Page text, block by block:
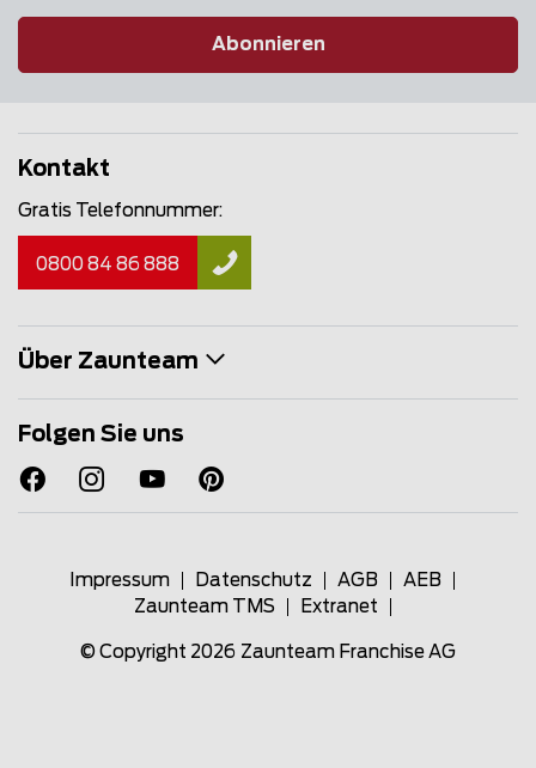
Abonnieren
Kontakt
Gratis Telefonnummer:
0800 84 86 888
Über Zaunteam
Folgen Sie uns
Impressum Datenschutz AGB
AEB
Zaunteam TMS
Extranet
© Copyright 2026 Zaunteam Franchise AG